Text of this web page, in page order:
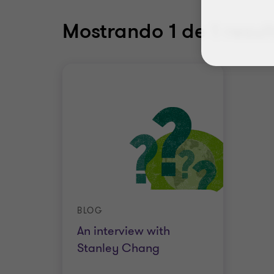
Mostrando 1 de 1
An interview with
Stanley Chang
BLOG